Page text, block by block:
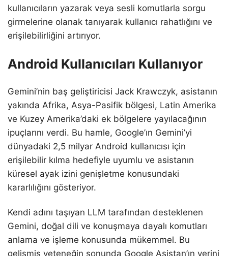
kullanıcıların yazarak veya sesli komutlarla sorgu
girmelerine olanak tanıyarak kullanıcı rahatlığını ve
erişilebilirliğini artırıyor.
Android Kullanıcıları Kullanıyor
Gemini’nin baş geliştiricisi Jack Krawczyk, asistanın
yakında Afrika, Asya-Pasifik bölgesi, Latin Amerika
ve Kuzey Amerika’daki ek bölgelere yayılacağının
ipuçlarını verdi. Bu hamle, Google’ın Gemini’yi
dünyadaki 2,5 milyar Android kullanıcısı için
erişilebilir kılma hedefiyle uyumlu ve asistanın
küresel ayak izini genişletme konusundaki
kararlılığını gösteriyor.
Kendi adını taşıyan LLM tarafından desteklenen
Gemini, doğal dili ve konuşmaya dayalı komutları
anlama ve işleme konusunda mükemmel. Bu
gelişmiş yeteneğin sonunda Google Asistan’ın yerini